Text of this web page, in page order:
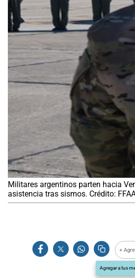
Militares argentinos parten hacia
asistencia tras sismos. Crédito:
+
Agregar a tus